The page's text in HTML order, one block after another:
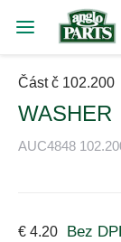
Část č 102.200
WASHER
AUC4848
€ 4.20 Bez